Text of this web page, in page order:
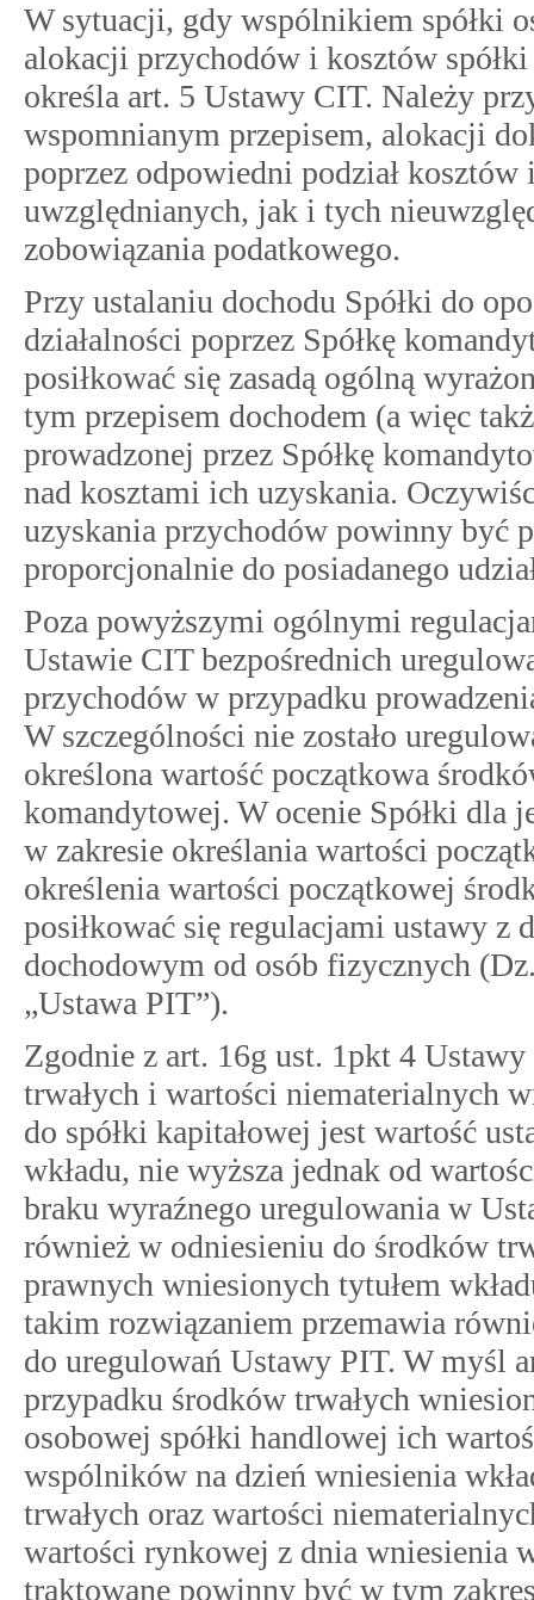
W sytuacji, gdy wspólnikiem spółki
alokacji przychodów i kosztów
określa art. 5 Ustawy CIT. Należy
wspomnianym przepisem, alokacji
poprzez odpowiedni podział
uwzględnianych, jak i tych
zobowiązania podatkowego.
Przy ustalaniu dochodu Spółki do
działalności poprzez Spółkę
posiłkować się zasadą ogólną
tym przepisem dochodem (a więc
prowadzonej przez Spółkę
nad kosztami ich uzyskania.
uzyskania przychodów powinny być
proporcjonalnie do posiadanego
Poza powyższymi ogólnymi
Ustawie CIT bezpośrednich
przychodów w przypadku
W szczególności nie zostało
określona wartość początkowa
komandytowej. W ocenie Spółki dla
w zakresie określania wartości
określenia wartości początkowej
posiłkować się regulacjami ustawy z
dochodowym od osób fizycznych
„Ustawa PIT”).
Zgodnie z art. 16g ust. 1pkt 4
trwałych i wartości niematerialnych
do spółki kapitałowej jest wartość
wkładu, nie wyższa jednak od
braku wyraźnego uregulowania w
również w odniesieniu do środków
prawnych wniesionych tytułem
takim rozwiązaniem przemawia
do uregulowań Ustawy PIT. W myśl
przypadku środków trwałych
osobowej spółki handlowej ich
wspólników na dzień wniesienia
trwałych oraz wartości
wartości rynkowej z dnia wniesienia
traktowane powinny być w tym